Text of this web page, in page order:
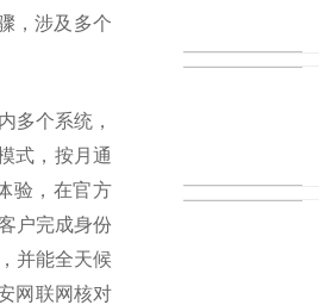
，涉及多个
多个系统，
式，按月通
验，在官方
户完成身份
并能全天候
网联网核对